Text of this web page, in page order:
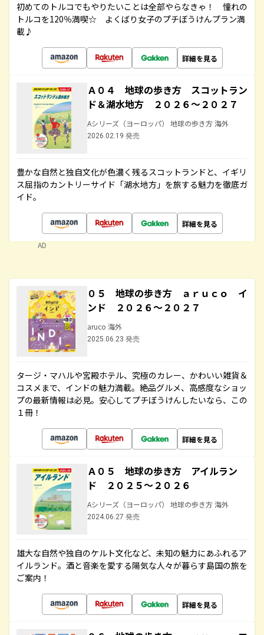
初めてのトルコでもやりたいことは全部やらなきゃ！ 憧れの
トルコを120％満喫☆ よくばり女子のプチぼうけんプラン満
載♪
詳細を見る
Ａ０４ 地球の歩き方 スコットラン
ド＆湖水地方 ２０２６～２０２７
Aシリーズ（ヨーロッパ） 地球の歩き方 海外
2026.02.19 発売
豊かな自然と独自文化が色濃く残るスコットランドと、イギリ
ス屈指のカントリーサイド「湖水地方」を旅する魅力を徹底ガ
イド。
詳細を見る
AD
０５ 地球の歩き方 ａｒｕｃｏ イ
ンド ２０２６～２０２７
aruco 海外
2025.06.23 発売
タージ・マハルや宮殿ホテル、究極のカレー、かわいい雑貨＆
コスメまで、インドの魅力満載。絶品グルメ、高感度なショッ
プの最新情報は必見。安心してプチぼうけんしたいなら、この
１冊！
詳細を見る
Ａ０５ 地球の歩き方 アイルラン
ド ２０２５～２０２６
Aシリーズ（ヨーロッパ） 地球の歩き方 海外
2024.06.27 発売
雄大な自然や独自のケルト文化など、未知の魅力にあふれるア
イルランド。酒と音楽を愛する陽気な人々が暮らす島国の旅を
ご案内！
詳細を見る